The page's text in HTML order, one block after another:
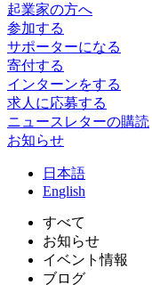
起業家の方へ
参加する
サポーターになる
寄付する
インターンをする
求人に応募する
ニュースレターの購読
お知らせ
日 本語
English
すべて
お知らせ
イベント情報
ブログ